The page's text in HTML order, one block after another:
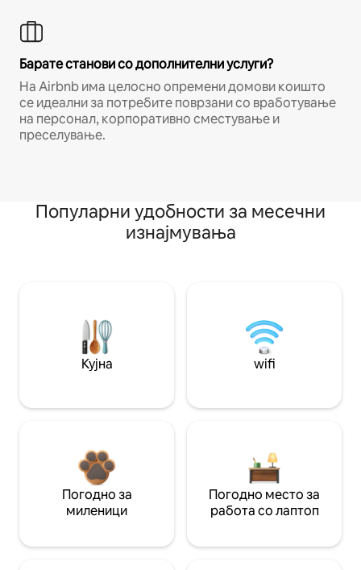
Барате станови со дополнителни услуги?
На Airbnb има целосно опремени домови коишто
се идеални за потребите поврзани со вработување
на персонал, корпоративно сместување и
преселување.
Популарни удобности за месечни
изнајмувања
Кујна wifi
Погодно за
миленици
Погодно место за
работа со лаптоп